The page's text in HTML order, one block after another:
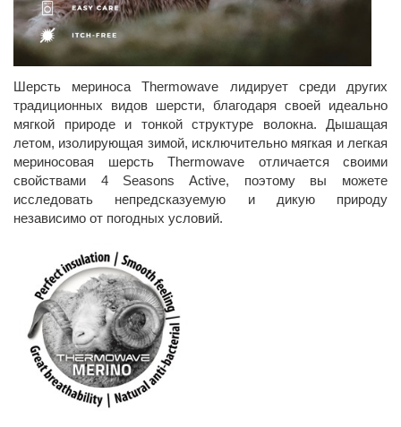
Шерсть мериноса Thermowave лидирует среди других
традиционных видов шерсти, благодаря своей идеально
мягкой природе и тонкой структуре волокна. Дышащая
летом, изолирующая зимой, исключительно мягкая и легкая
мериносовая шерсть Thermowave отличается своими
свойствами 4 Seasons Active, поэтому вы можете
исследовать непредсказуемую и дикую природу
независимо от погодных условий.